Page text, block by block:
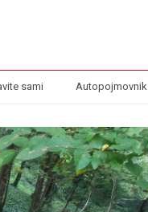
sami Autopojmovnik